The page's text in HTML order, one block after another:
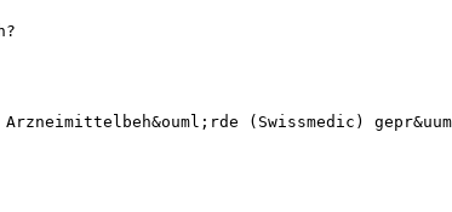
(Swissmedic)